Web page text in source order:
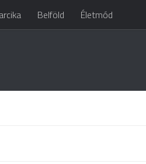
Belföld Életmód